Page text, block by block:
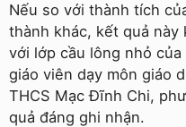
Nếu so với thành tích
thành khác, kết quả này
với lớp cầu lông nhỏ
giáo viên dạy môn giáo
THCS Mạc Đĩnh Chi,
quả đáng ghi nhận.